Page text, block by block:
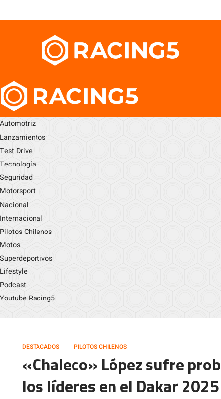
Automotriz
Lanzamientos
Test Drive
Tecnología
Seguridad
Motorsport
Nacional
Internacional
Pilotos Chilenos
Motos
Superdeportivos
Lifestyle
Podcast
Youtube Racing5
DESTACADOS PILOTOS CHILENOS
«Chaleco» López sufre
los líderes en el Dakar 2025